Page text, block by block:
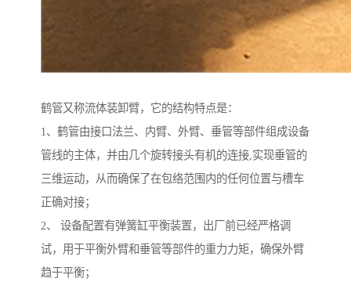
鹤管又称流体装卸臂，它的结构特点是：
1、鹤管由接口法兰、内臂、外臂、垂管等部件组成设备
管线的主体，并由几个旋转接头有机的连接,实现垂管的
三维运动，从而确保了在包络范围内的任何位置与槽车
正确对接；
2、 设备配置有弹簧缸平衡装置，出厂前已经严格调
试，用于平衡外臂和垂管等部件的重力力矩，确保外臂
趋于平衡；